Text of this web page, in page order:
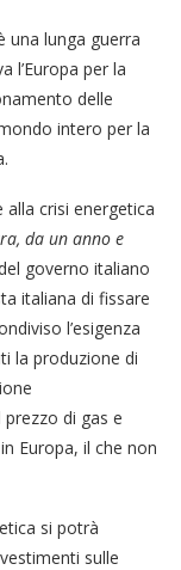
lunga guerra
l’Europa per la
delle
intero per la
crisi energetica
da un anno e
governo italiano
italiana di fissare
l’esigenza
la produzione di
di gas e
Europa, il che non
si potrà
sulle